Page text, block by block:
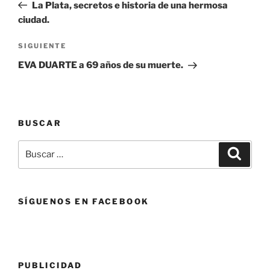
entradas
La Plata, secretos e historia de una hermosa
ciudad.
Siguiente
entrada
SIGUIENTE
EVA DUARTE a 69 años de su muerte.
BUSCAR
por:
SÍGUENOS EN FACEBOOK
PUBLICIDAD